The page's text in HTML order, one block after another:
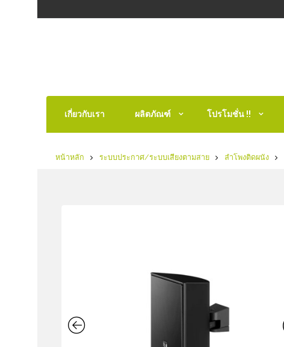
เกี่ยวกับเรา ผลิตภัณฑ์ โปรโมชั่น !!
หน้าหลัก ระบบประกาศ/ระบบเสียงตามสาย ลำโพงติดผนัง